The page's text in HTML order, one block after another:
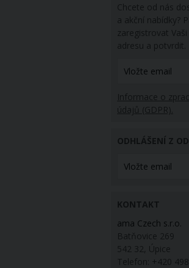
Chcete od nás
a akční nabídky?
zaregistrovat
adresu a potvrdit.
Informace o
údajů (GDPR).
ODHLÁŠENÍ Z
KONTAKT
ama Czech s.r.o.
Batňovice 269
542 32, Úpice
Telefon: +420